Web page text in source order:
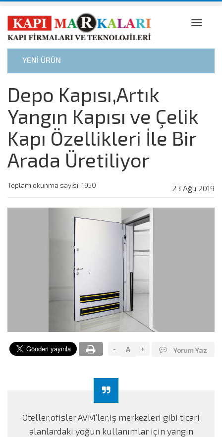
Toggle
YENİ ÜRÜN
Depo Kapısı,Artık
Yangın Kapısı ve Çelik
Kapı Özellikleri İle Bir
Arada Üretiliyor
Toplam okunma sayısı: 1950 23 Ağu 2019
Yorum Yaz
- A +
Oteller,ofisler,AVM’ler,iş merkezleri gibi ticari
alanlardaki yoğun kullanımlar için yangın